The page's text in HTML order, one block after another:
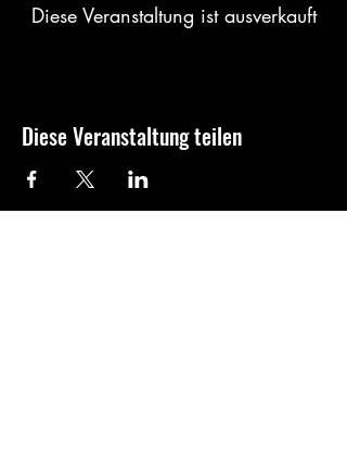
Diese Veranstaltung ist ausverkauft
Diese Veranstaltung teilen